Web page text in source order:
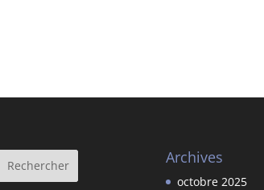
Archives
octobre 2025